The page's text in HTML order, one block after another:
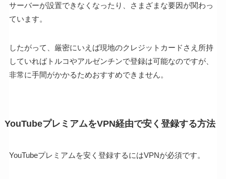
サーバーが設置できなくなったり、さまざまな要因が関わっ
ています。
したがって、厳密にいえば現地のクレジットカードさえ所持
していればトルコやアルゼンチンで登録は可能なのですが、
非常に手間がかかるためおすすめできません。
YouTubeプレミアムをVPN経由で安く登録する方法
YouTubeプレミアムを安く登録するにはVPNが必須です。